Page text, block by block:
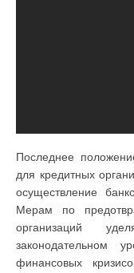
Последнее
для кредитных
осуществление
Мерам по
организаций
законодательном
финансовых